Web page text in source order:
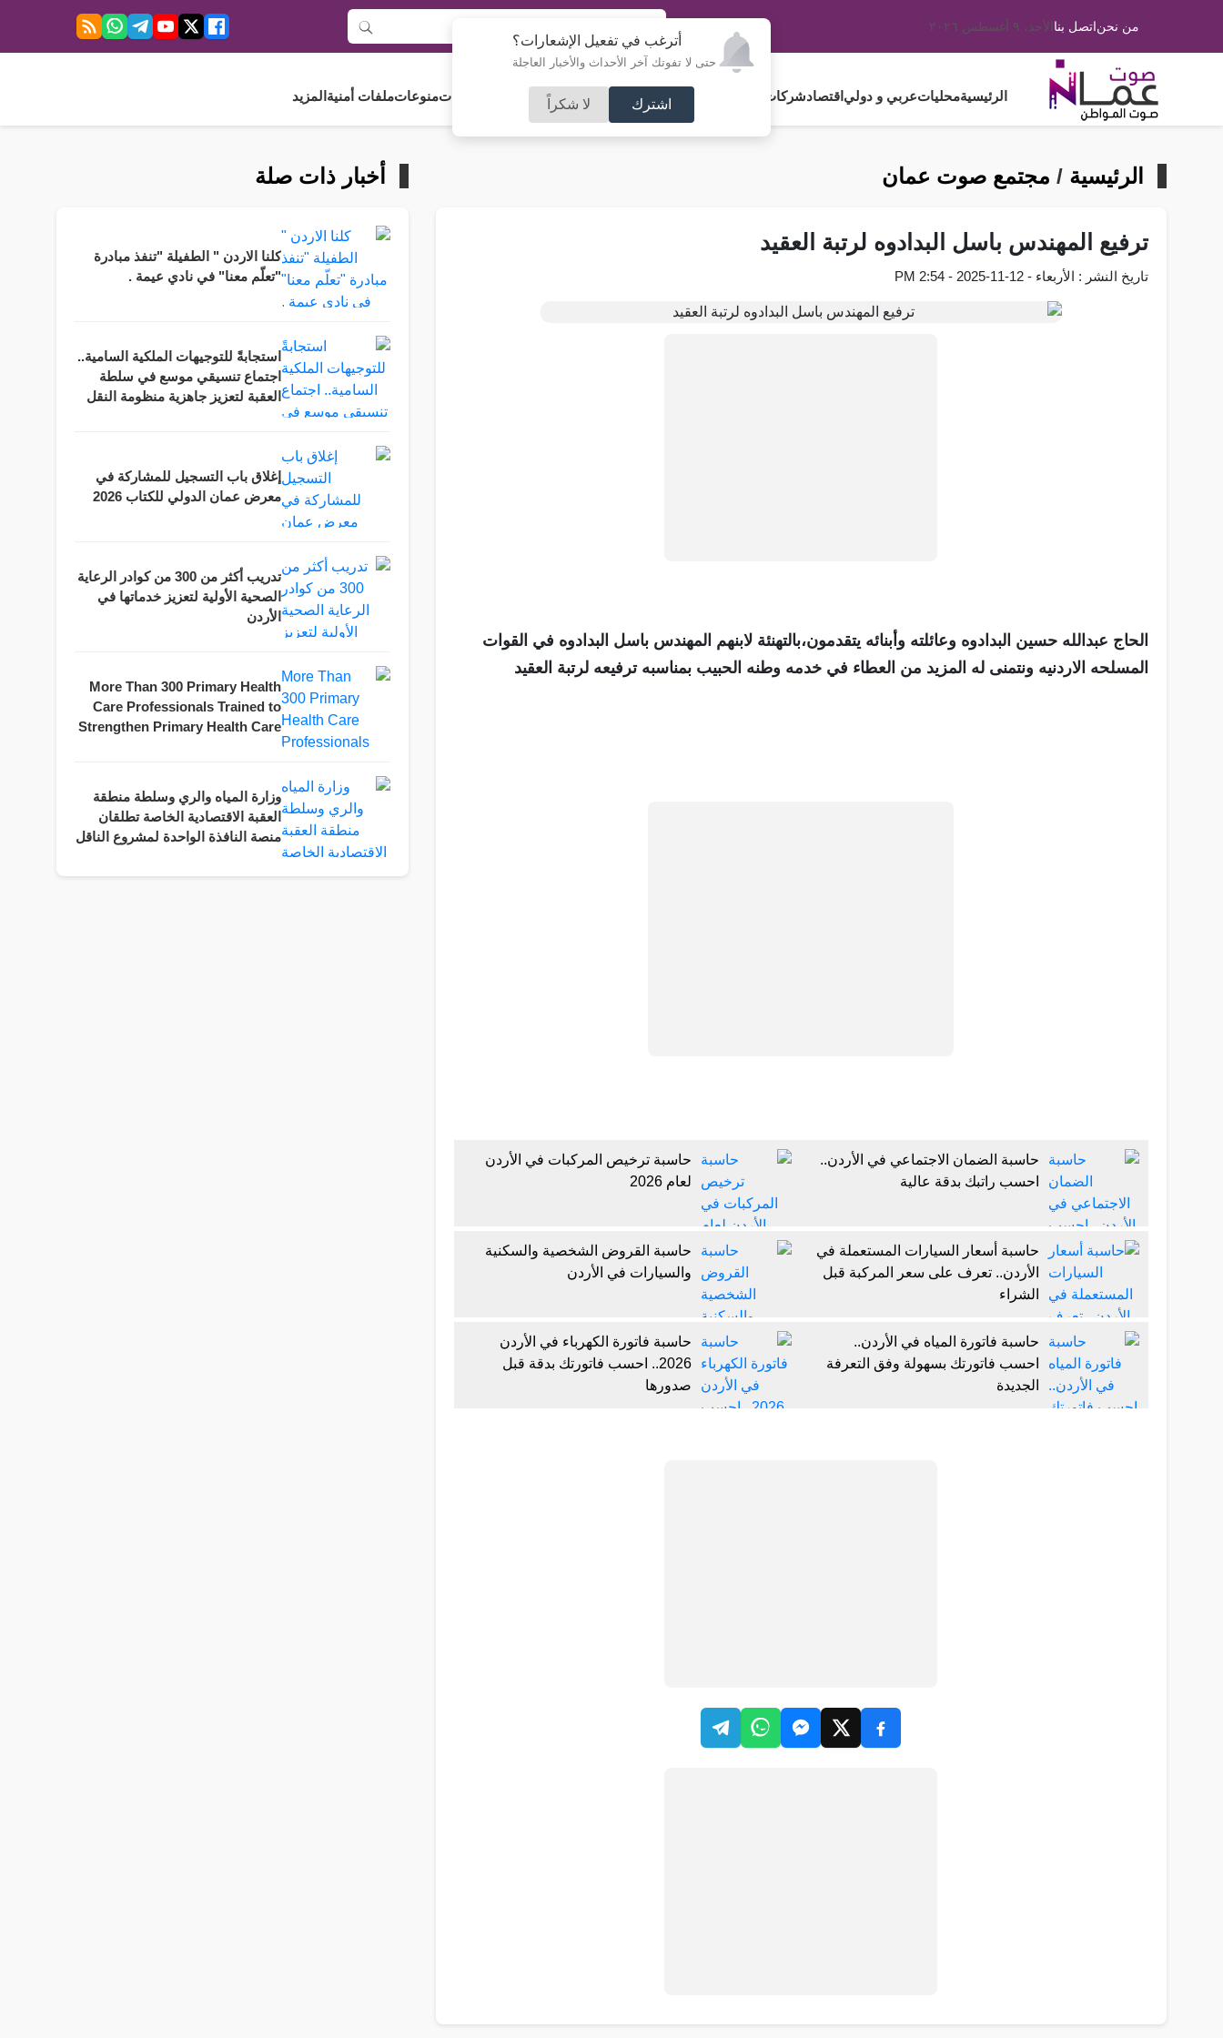
أترغب في تفعيل الإشعارات؟
حتى لا تفوتك آخر الأحداث والأخبار العاجلة
اشترك لا شكراً
من نحناتصل بناالأحد، ٩ أغسطس ٢٠٢٦
الرئيسيةمحلياتعربي و دولي اقتصادشركات و استثمار فلسطين مجلس الأمةرياضة آراء و مقالات جامعاتمنوعاتملفات أمنية المزيد
الرئيسية / مجتمع صوت عمان
ترفيع المهندس باسل البدادوه لرتبة العقيد
تاريخ النشر : الأربعاء - 12-11-2025 - 2:54 PM
الحاج عبدالله حسين البدادوه وعائلته وأبنائه يتقدمون،بالتهنئة لابنهم المهندس باسل البدادوه في القوات
المسلحه الاردنيه ونتمنى له المزيد من العطاء في خدمه وطنه الحبيب بمناسبه ترفيعه لرتبة العقيد
حاسبة الضمان الاجتماعي في الأردن..
احسب راتبك بدقة عالية
حاسبة ترخيص المركبات في الأردن
لعام 2026
حاسبة أسعار السيارات المستعملة في
الأردن.. تعرف على سعر المركبة قبل
الشراء
حاسبة القروض الشخصية والسكنية
والسيارات في الأردن
حاسبة فاتورة المياه في الأردن..
احسب فاتورتك بسهولة وفق التعرفة
الجديدة
حاسبة فاتورة الكهرباء في الأردن
2026.. احسب فاتورتك بدقة قبل
صدورها
أخبار ذات صلة
كلنا الاردن " الطفيلة "تنفذ مبادرة
"تعلّم معنا" في نادي عيمة .
استجابةً للتوجيهات الملكية السامية..
اجتماع تنسيقي موسع في سلطة
العقبة لتعزيز جاهزية منظومة النقل
إغلاق باب التسجيل للمشاركة في
معرض عمان الدولي للكتاب 2026
تدريب أكثر من 300 من كوادر الرعاية
الصحية الأولية لتعزيز خدماتها في
الأردن
More Than 300 Primary Health
Care Professionals Trained to
Strengthen Primary Health Care
وزارة المياه والري وسلطة منطقة
العقبة الاقتصادية الخاصة تطلقان
منصة النافذة الواحدة لمشروع الناقل
الولايات المتحدة الأمريكية.